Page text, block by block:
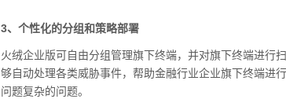
3、个性化的分组和策略部署
火绒企业版可自由分组管理旗下终端，并对旗下终端进行
够自动处理各类威胁事件，帮助金融行业企业旗下终端进
问题复杂的问题。